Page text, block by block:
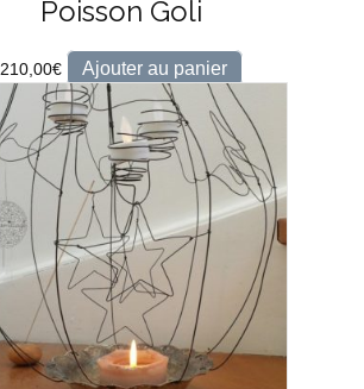
Poisson Goli
210,00€ Ajouter au panier